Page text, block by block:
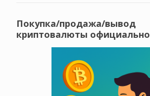
Покупка/продажа/вывод
криптовалюты официально